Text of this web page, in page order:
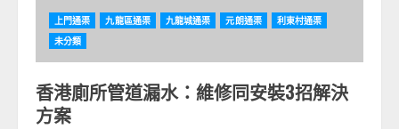
上門通渠 九龍區通渠 九龍城通渠 元朗通渠
利東村通渠
未分類
香港廁所管道漏水：維修同安裝3招解決
方案